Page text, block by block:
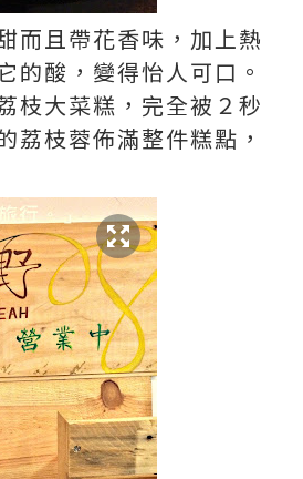
而且帶花香味，加上熱
的酸，變得怡人可口。
枝大菜糕，完全被２秒
荔枝蓉佈滿整件糕點，